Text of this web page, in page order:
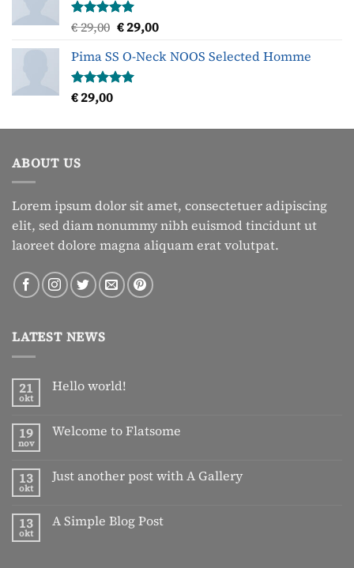
Gewaardeerd
uit 5
€29,00 Oorspronkelijke
was:
€ 29,00.
€29,00Huidige
is:
Pima SS O-Neck NOOS Selected Homme
Gewaardeerd
uit 5
€29,00
ABOUT US
Lorem ipsum dolor sit amet, consectetuer adipiscing
elit, sed diam nonummy nibh euismod tincidunt ut
laoreet dolore magna aliquam erat volutpat.
LATEST NEWS
21
okt
Hello world!
Hello
19
nov
Welcome to Flatsome
Welcome
13
okt
Just another post with A Gallery
Just
13
okt
A Simple Blog Post